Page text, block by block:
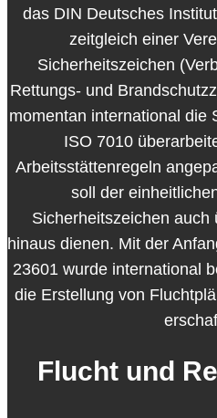
das DIN Deutsches
zeitgleich einer
Sicherheitszeichen
Rettungs- und
momentan international die
ISO 7010
Arbeitsstättenregeln
soll der
Sicherheitszeichen auch
hinaus dienen. Mit der
23601 wurde international
die Erstellung von
Flucht und